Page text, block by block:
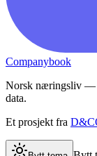
Companybook
Norsk næringsliv —
data.
Et prosjekt fra